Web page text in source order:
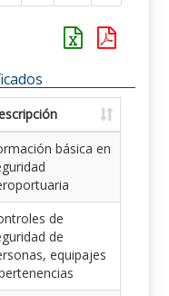
básica en
de
de
equipajes